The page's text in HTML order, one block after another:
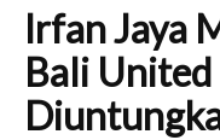
Irfan Jaya
Bali United